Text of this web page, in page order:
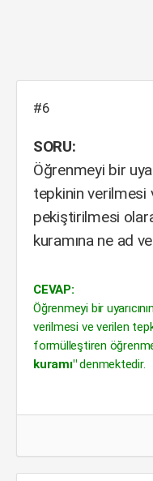
#6
SORU:
Öğrenmeyi bir
tepkinin verilmesi
pekiştirilmesi
kuramına ne ad
CEVAP:
Öğrenmeyi bir
verilmesi ve verilen
formülleştiren
kuramı"denmektedir.